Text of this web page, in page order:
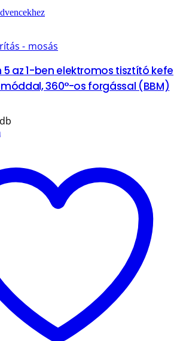
- mosás
5 az 1-ben elektromos tisztító kefe
360°-os forgással (BBM)